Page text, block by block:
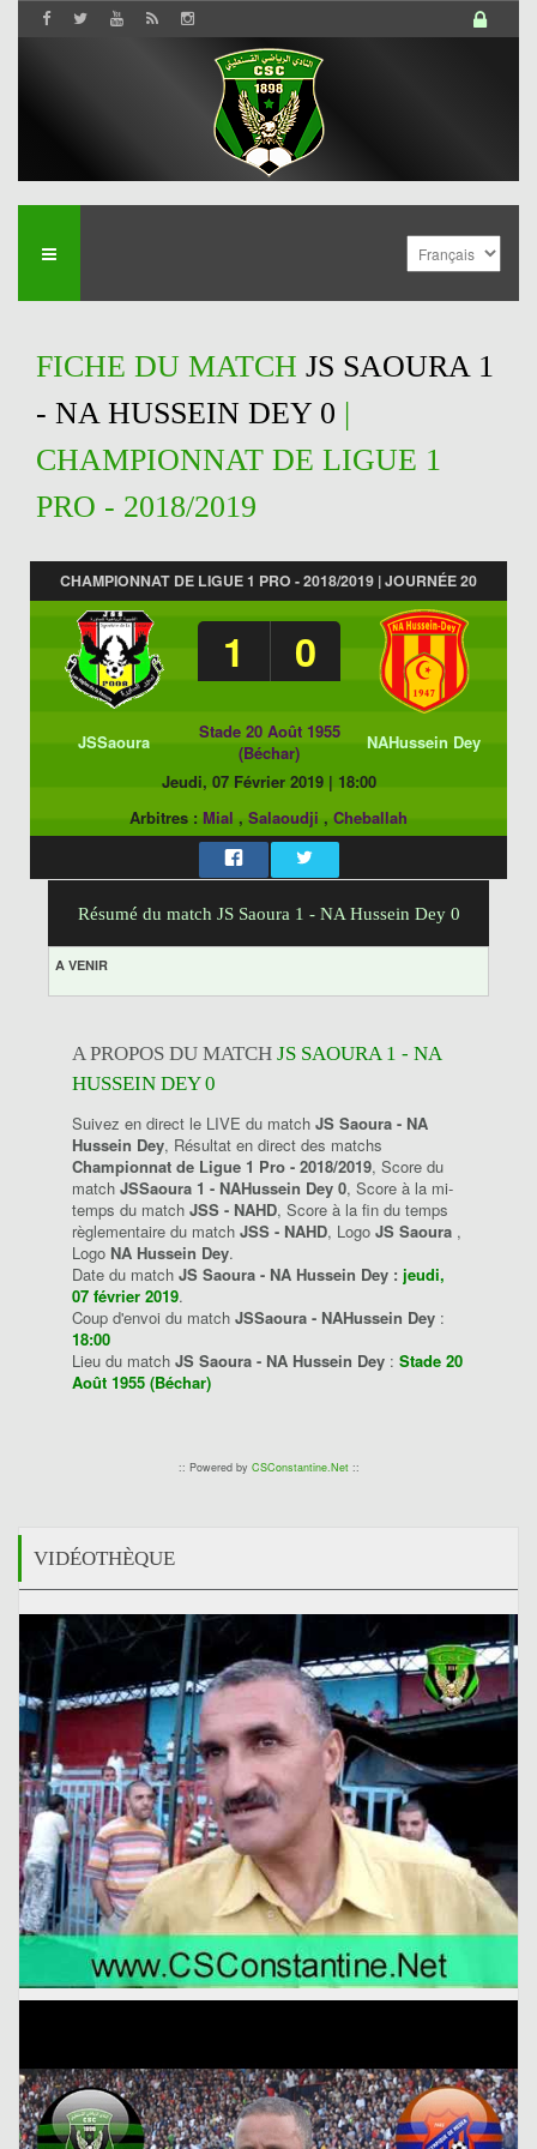
FICHE DU MATCH JS SAOURA 1
- NA HUSSEIN DEY 0 |
CHAMPIONNAT DE LIGUE 1
PRO - 2018/2019
CHAMPIONNAT DE LIGUE 1 PRO - 2018/2019 | JOURNÉE 20
1 0
JSSaoura
Stade 20 Août 1955
(Béchar)
NAHussein Dey
Jeudi, 07 Février 2019| 18:00
Arbitres : Mial , Salaoudji , Cheballah
Résumé du match JS Saoura 1 - NA Hussein Dey 0
A VENIR
A PROPOS DU MATCH JS SAOURA 1 - NA
HUSSEIN DEY 0
Suivez en direct le LIVE du match JS Saoura - NA
Hussein Dey, Résultat en direct des matchs
Championnat de Ligue 1 Pro - 2018/2019, Score du
match JSSaoura 1 - NAHussein Dey 0, Score à la mi-
temps du match JSS - NAHD, Score à la fin du temps
règlementaire du match JSS - NAHD, Logo JS Saoura ,
Logo NA Hussein Dey.
Date du match JS Saoura - NA Hussein Dey : jeudi,
07 février 2019.
Coup d'envoi du match JSSaoura - NAHussein Dey :
18:00
Lieu du match JS Saoura - NA Hussein Dey : Stade 20
Août 1955 (Béchar)
:: Powered by CSConstantine.Net::
VIDÉOTHÈQUE